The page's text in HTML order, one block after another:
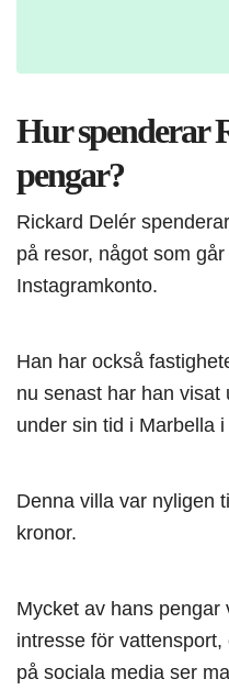
Hur spenderar
pengar?
Rickard Delér
på resor, något som
Instagramkonto.
Han har också
nu senast har han visat
under sin tid i Marbella
Denna villa var nyligen
kronor.
Mycket av hans
intresse för
på sociala media ser